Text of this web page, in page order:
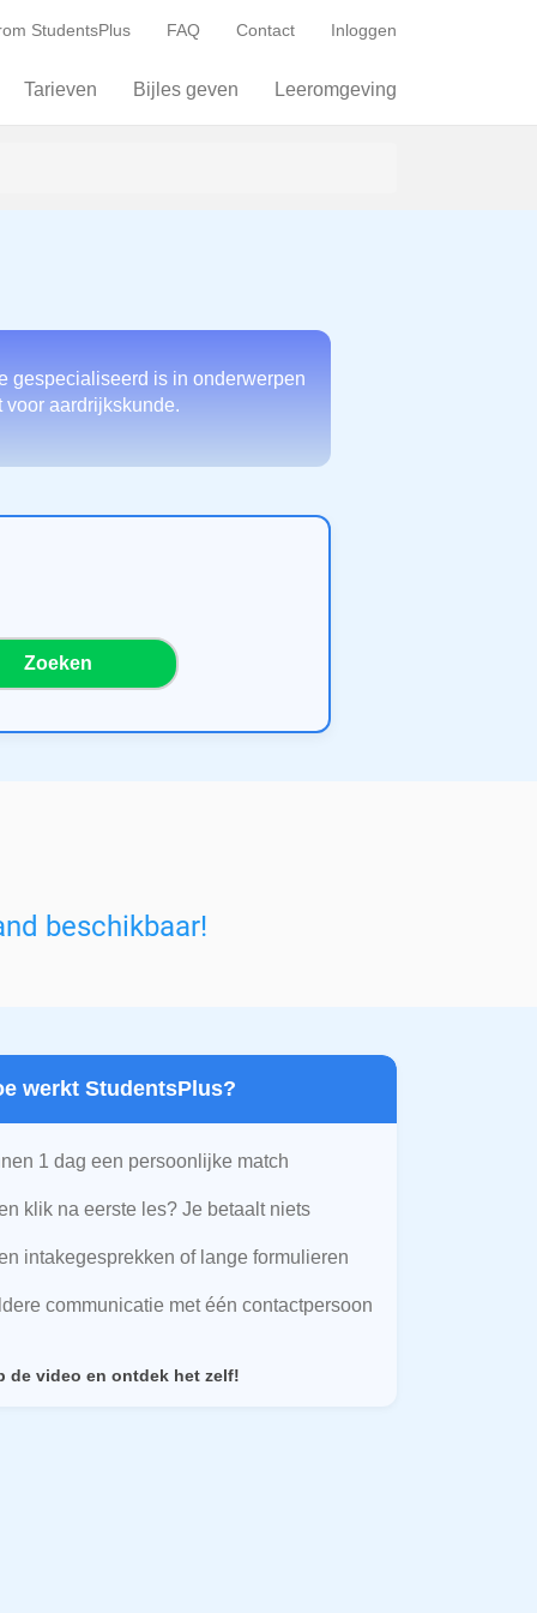
StudentsPlus FAQ Contact Inloggen
Tarieven Bijles geven Leeromgeving
gespecialiseerd is in onderwerpen
aardrijkskunde.
Zoeken
beschikbaar!
werkt StudentsPlus?
1 dag een persoonlijke match
klik na eerste les? Je betaalt niets
intakegesprekken of lange formulieren
communicatie met één contactpersoon
de video en ontdek het zelf!